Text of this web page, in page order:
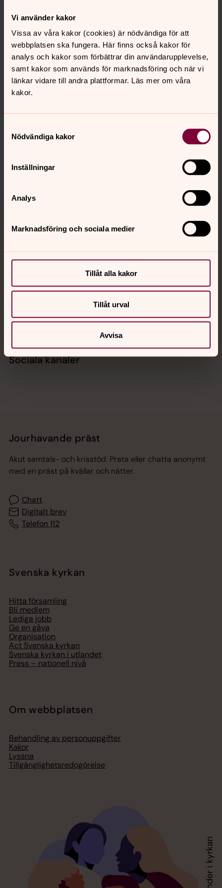
Vi använder kakor
Vissa av våra kakor (cookies) är nödvändiga för att
webbplatsen ska fungera. Här finns också kakor för
analys och kakor som förbättrar din användarupplevelse,
samt kakor som används för marknadsföring och när vi
länkar vidare till andra plattformar. Läs mer om våra
kakor.
Nödvändiga kakor
Inställningar
Analys
Marknadsföring och sociala medier
Tillåt alla kakor
Tillåt urval
Avvisa
Torsdax
Torsdagar kl.12:00. Lunch för daglediga. Inleds med
andakt i kyrkan.
Senast ändrad 31 mars 2025
innehåll?
Dela
Tillbaka till toppen
Tillbaka till innehållet
Kontakt
Kalender
Hitta snabbt
Sociala kanaler
Jourhavande präst
Akut samtals- och krisstöd. Prata eller chatta anonymt
med en präst på kvällar och nätter.
Chatt
Digitalt brev
Telefon 112
Svenska kyrkan
Hitta församling
Bli medlem
Lediga jobb
Ge en gåva
Organisation
Act Svenska kyrkan
Svenska kyrkan i utlandet
Press – nationell nivå
Om webbplatsen
Behandling av personuppgifter
Kakor
Lyssna
Tillgänglighetsredogörelse